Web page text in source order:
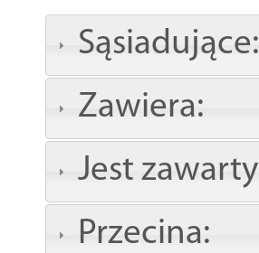
Sąsiadujące:
Zawiera:
Jest
Przecina: